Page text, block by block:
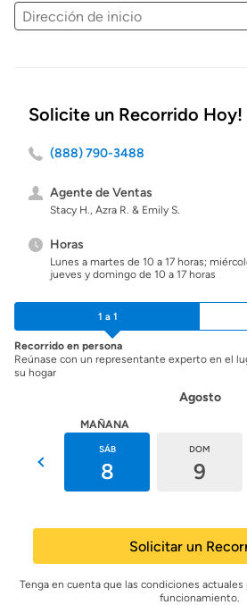
Dirección
de
Calcular
Solicite un Recorrido Hoy!
(888) 790-3488
Agente de Ventas
Stacy H., Azra R. & Emily S.
Horas
Lunes a martes de 10 a 17 horas;
jueves y domingo de 10 a 17 horas
1 a 1
Recorrido en persona
Reúnase con un representante experto en el
su hogar
Agosto
MAÑANA
SÁB
8
DOM
9
Solicitar un
Tenga en cuenta que las condiciones
funcionamiento.